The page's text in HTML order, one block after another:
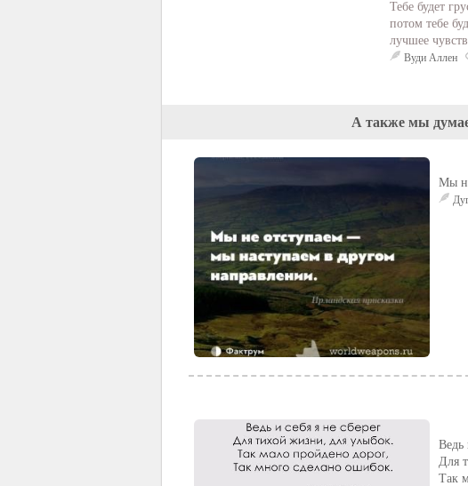
Тебе будет
потом тебе
лучшее
Вуди Аллен
А также мы
Мы
Ведь
Для
Так